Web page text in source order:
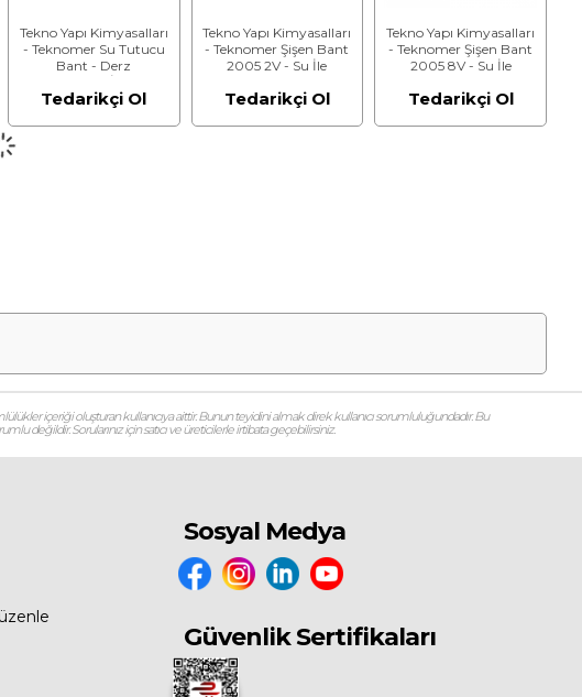
Tekno Yapı Kimyasalları
- Teknomer Su Tutucu
Bant - Derz
Esaslı Su Tutucu
Tedarikçi Ol
Tekno Yapı Kimyasalları
- Teknomer Şişen Bant
2005 2V - Su İle
Tedarikçi Ol
Tekno Yapı Kimyasalları
- Teknomer Şişen Bant
2005 8V - Su İle
Tedarikçi Ol
içeriği oluşturan kullanıcıya aittir. Bunun teyidini almak direk kullanıcı sorumluluğundadır. Bu
değildir. Sorularınız için satıcı ve üreticilerle irtibata geçebilirsiniz.
Sosyal Medya
Güvenlik Sertifikaları